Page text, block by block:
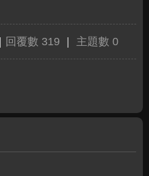
回覆數 319 主題數 0